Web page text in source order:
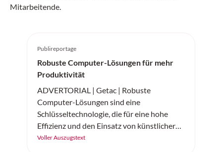
Mitarbeitende.
Publireportage
Robuste Computer-Lösungen für mehr
Produktivität
ADVERTORIAL | Getac | Robuste
Computer-Lösungen sind eine
Schlüsseltechnologie, die für eine hohe
Effizienz und den Einsatz von künstlicher
Intelligenz in der Logistik sorgen.
Voller Auszugstext